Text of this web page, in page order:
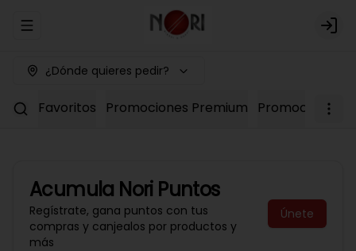
Abrir menu de navegación Login
¿Dónde quieres pedir?
Favoritos Promociones Premium Promociones
Acumula Nori Puntos
Regístrate, gana puntos con tus
compras y canjealos por productos y
más
Únete